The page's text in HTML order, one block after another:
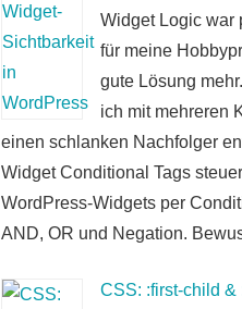
Widget Logic war
für meine
gute Lösung
ich mit mehreren
einen schlanken Nachfolger
Widget Conditional Tags
WordPress-Widgets per
AND, OR und Negation.
CSS: :first-child &